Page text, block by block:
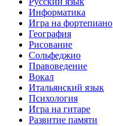
Информатика
Игра на фортепиано
География
Рисование
Сольфеджио
Правоведение
Вокал
Итальянский язык
Психология
Игра на гитаре
Развитие памяти